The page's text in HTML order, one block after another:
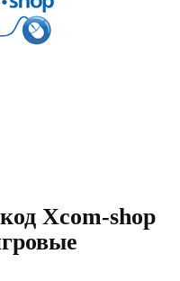
Xcom-shop